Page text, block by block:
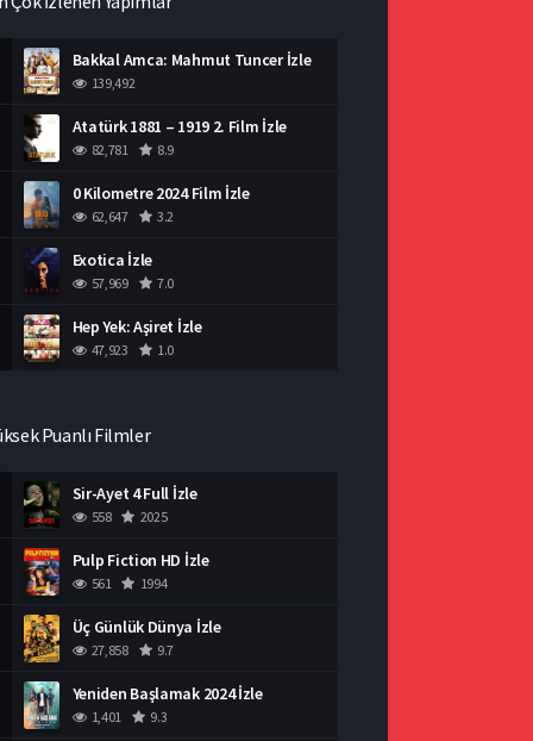
Bakkal Amca: Mahmut Tuncer İzle
139,492
Atatürk 1881 – 1919 2. Film İzle
82,781 8.9
0 Kilometre 2024 Film İzle
62,647 3.2
Exotica İzle
57,969 7.0
Hep Yek: Aşiret İzle
47,923 1.0
Puanlı Filmler
Sir-Ayet 4 Full İzle
558 2025
Pulp Fiction HD İzle
561 1994
Üç Günlük Dünya İzle
27,858 9.7
Yeniden Başlamak 2024 İzle
1,401 9.3